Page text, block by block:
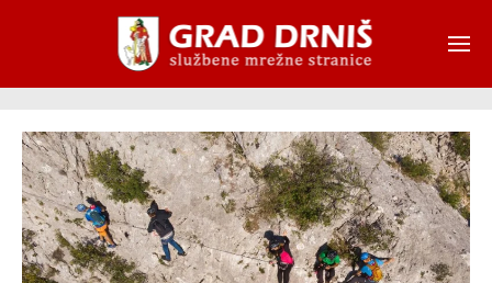
Skip to main content